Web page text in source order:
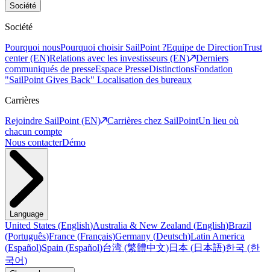
Société
Société
Pourquoi nousPourquoi choisir SailPoint ?Equipe de DirectionTrust
center (EN)Relations avec les investisseurs (EN)
Derniers
communiqués de presseEspace PresseDistinctionsFondation
"SailPoint Gives Back" Localisation des bureaux
Carrières
Rejoindre SailPoint (EN)
Carrières chez SailPointUn lieu où
chacun compte
Nous contacterDémo
Language
United States (English)Australia & New Zealand (English)Brazil
(Português)France (Français)Germany (Deutsch)Latin America
(Español)Spain (Español)台湾 (繁體中文)日本 (日本語)한국 (한
국어)